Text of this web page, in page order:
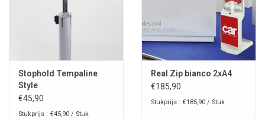
Stophold Tempaline
Style
€45,90
Stukprijs : €45,90 / Stuk
Real Zip bianco 2xA4
€185,90
Stukprijs : €185,90 / Stuk